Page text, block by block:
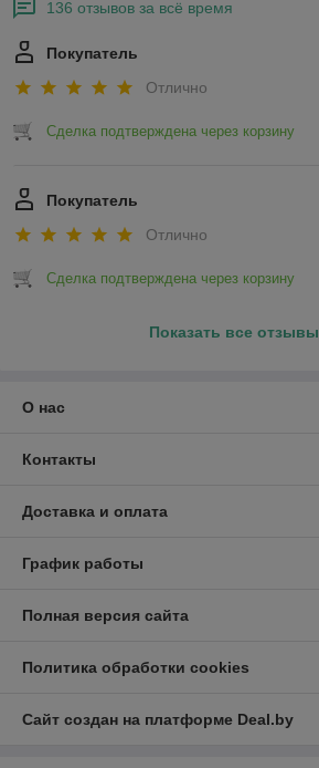
136 отзывов за всё время
Покупатель
Отлично
Сделка подтверждена через корзину
Покупатель
Отлично
Сделка подтверждена через корзину
Показать все отзывы
О нас
Контакты
Доставка и оплата
График работы
Полная версия сайта
Политика обработки cookies
Сайт создан на платформе Deal.by